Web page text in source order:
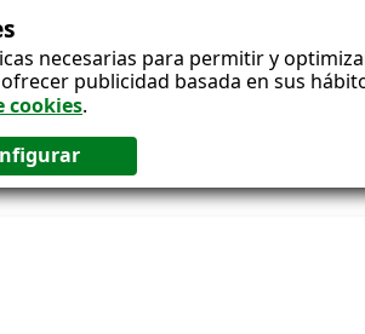
necesarias para permitir y
publicidad basada en sus
cookies.